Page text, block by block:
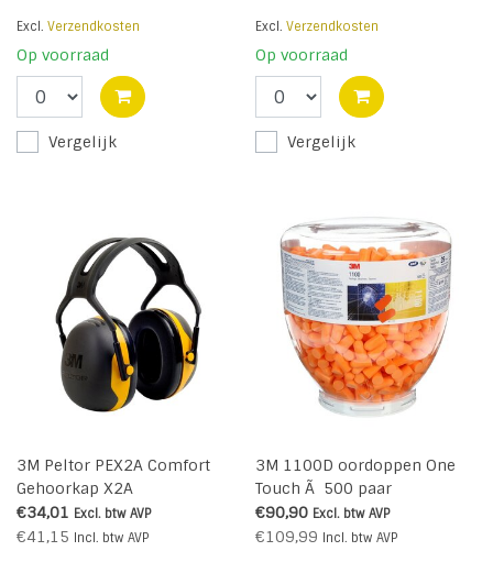
Excl. Verzendkosten
Op voorraad
Vergelijk
Excl. Verzendkosten
Op voorraad
Vergelijk
3M Peltor PEX2A Comfort
Gehoorkap X2A
€34,01 Excl. btw AVP
€41,15 Incl. btw AVP
3M 1100D oordoppen One
Touch Ã 500 paar
€90,90 Excl. btw AVP
€109,99 Incl. btw AVP